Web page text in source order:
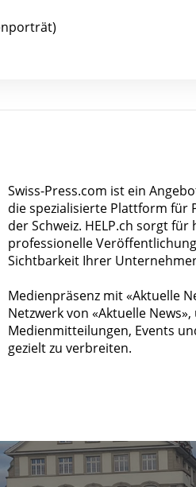
Swiss-Press.com ist ein
die spezialisierte Plattform für
der Schweiz. HELP.ch sorgt für
professionelle
Sichtbarkeit Ihrer
Medienpräsenz mit «Aktuelle
Netzwerk von «Aktuelle
Medienmitteilungen, Events
gezielt zu verbreiten.